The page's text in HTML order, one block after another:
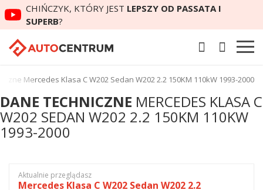
CHIŃCZYK, KTÓRY JEST LEPSZY OD PASSATA I
SUPERB?
Mercedes Klasa C W202 Sedan W202 2.2 150KM 110kW 1993-2000
DANE TECHNICZNE MERCEDES KLASA C
W202 SEDAN W202 2.2 150KM 110KW
1993-2000
Aktualnie przeglądasz
Mercedes Klasa C W202 Sedan W202 2.2